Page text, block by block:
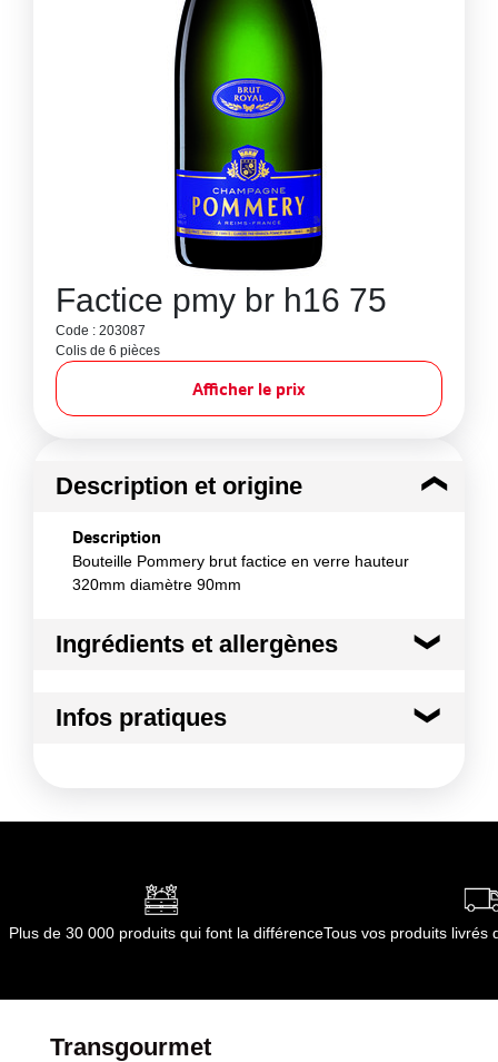
Factice pmy br h16 75
Code : 203087
Colis de 6 pièces
Afficher le prix
Description et origine
Description
Bouteille Pommery brut factice en verre hauteur
320mm diamètre 90mm
Ingrédients et allergènes
non applicable
Infos pratiques
Durée totale du produit :non applicable
Opérations
Plus de 30 000 produits qui font la différenceTous vos produits livrés
Transgourmet